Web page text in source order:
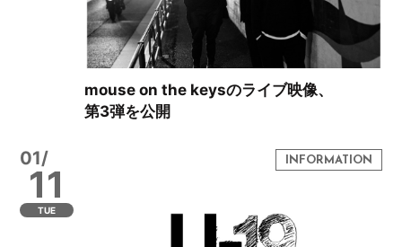
mouse on the keysのライブ映像、
第3弾を公開
01/
11
TUE